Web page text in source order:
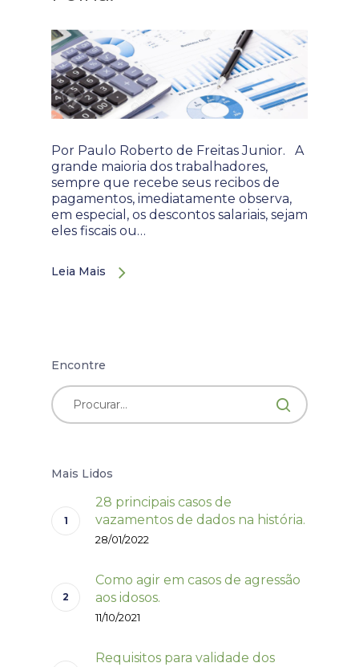
Por Paulo Roberto de Freitas Junior. A
grande maioria dos trabalhadores,
sempre que recebe seus recibos de
pagamentos, imediatamente observa,
em especial, os descontos salariais, sejam
eles fiscais ou…
Leia Mais
Encontre
Mais Lidos
28 principais casos de
vazamentos de dados na história.
28/01/2022
Como agir em casos de agressão
aos idosos.
11/10/2021
Requisitos para validade dos